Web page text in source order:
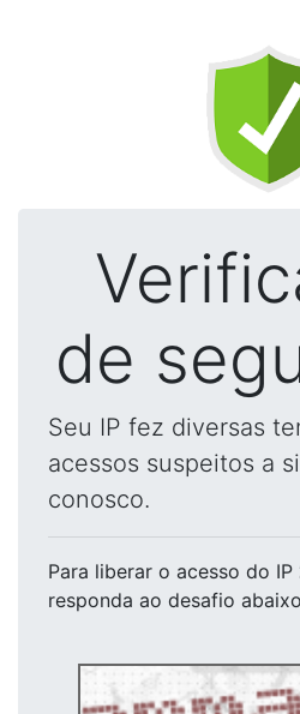
de
Seu IP fez diversas
acessos suspeitos a
conosco.
Para liberar o acesso do IP
responda ao desafio